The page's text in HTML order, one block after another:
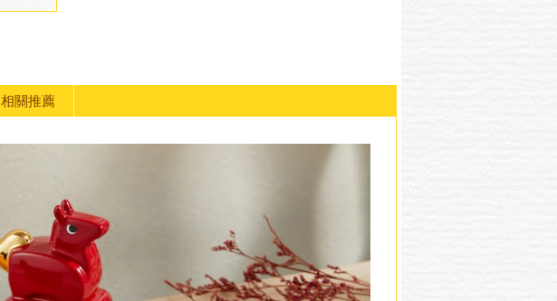
相關推薦